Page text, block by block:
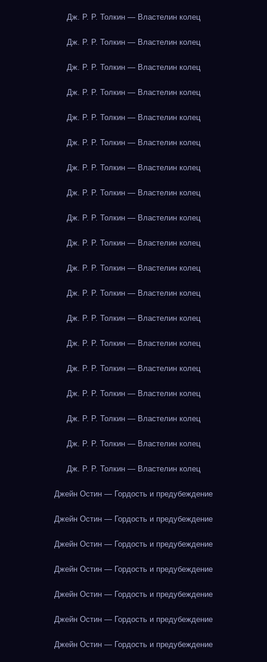
Дж. Р. Р. Толкин — Властелин колец
Дж. Р. Р. Толкин — Властелин колец
Дж. Р. Р. Толкин — Властелин колец
Дж. Р. Р. Толкин — Властелин колец
Дж. Р. Р. Толкин — Властелин колец
Дж. Р. Р. Толкин — Властелин колец
Дж. Р. Р. Толкин — Властелин колец
Дж. Р. Р. Толкин — Властелин колец
Дж. Р. Р. Толкин — Властелин колец
Дж. Р. Р. Толкин — Властелин колец
Дж. Р. Р. Толкин — Властелин колец
Дж. Р. Р. Толкин — Властелин колец
Дж. Р. Р. Толкин — Властелин колец
Дж. Р. Р. Толкин — Властелин колец
Дж. Р. Р. Толкин — Властелин колец
Дж. Р. Р. Толкин — Властелин колец
Дж. Р. Р. Толкин — Властелин колец
Дж. Р. Р. Толкин — Властелин колец
Дж. Р. Р. Толкин — Властелин колец
Джейн Остин — Гордость и предубеждение
Джейн Остин — Гордость и предубеждение
Джейн Остин — Гордость и предубеждение
Джейн Остин — Гордость и предубеждение
Джейн Остин — Гордость и предубеждение
Джейн Остин — Гордость и предубеждение
Джейн Остин — Гордость и предубеждение